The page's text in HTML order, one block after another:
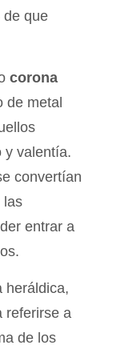
de que
corona
de metal
y valentía.
convertían
las
entrar a
heráldica,
referirse a
de los